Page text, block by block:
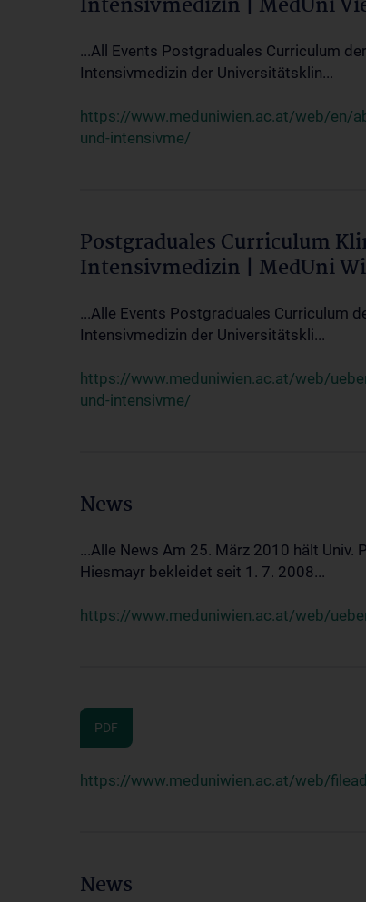
...All Events Postgraduales Curriculum
Intensivmedizin der Universitätsklin...
https://www.meduniwien.ac.at/web/en/
und-intensivme/
Postgraduales Curriculum
Intensivmedizin | MedUni
...Alle Events Postgraduales Curriculum
Intensivmedizin der Universitätskli...
https://www.meduniwien.ac.at/web/
und-intensivme/
News
...Alle News Am 25. März 2010 hält Univ.
Hiesmayr bekleidet seit 1. 7. 2008...
https://www.meduniwien.ac.at/web/
PDF
https://www.meduniwien.ac.at/web/
News